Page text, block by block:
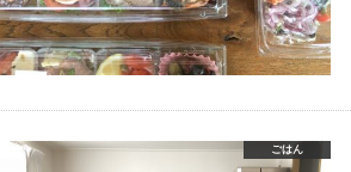
ごはん